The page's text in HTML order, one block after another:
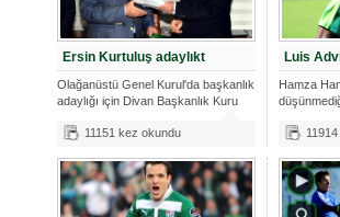
Ersin Kurtuluş adaylıkt
Olağanüstü Genel Kurul'da başkanlık
adaylığı için Divan Başkanlık Kuru
11151 kez okundu
Luis
Hamza